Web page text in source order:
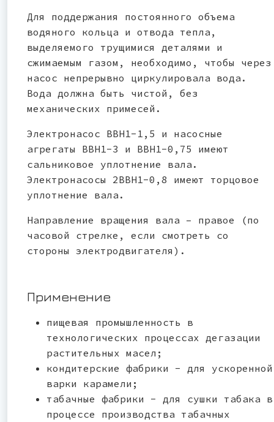
Для поддержания постоянного объема
водяного кольца и отвода тепла,
выделяемого трущимися деталями и
сжимаемым газом, необходимо, чтобы через
насос непрерывно циркулировала вода.
Вода должна быть чистой, без
механических примесей.
Электронасос ВВН1-1,5 и насосные
агрегаты ВВН1-3 и ВВН1-0,75 имеют
сальниковое уплотнение вала.
Электронасосы 2ВВН1-0,8 имеют торцовое
уплотнение вала.
Направление вращения вала – правое (по
часовой стрелке, если смотреть со
стороны электродвигателя).
Применение
пищевая промышленность в
технологических процессах дегазации
растительных масел;
кондитерские фабрики - для ускоренной
варки карамели;
табачные фабрики - для сушки табака в
процессе производства табачных